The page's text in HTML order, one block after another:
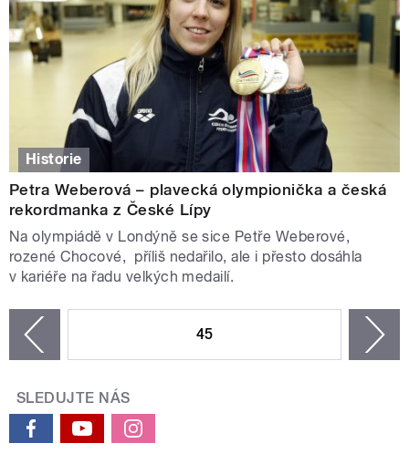
Historie
Petra Weberová – plavecká olympionička a česká
rekordmanka z České Lípy
Na olympiádě v Londýně se sice Petře Weberové,
rozené Chocové, příliš nedařilo, ale i přesto dosáhla
v kariéře na řadu velkých medailí.
45
SLEDUJTE NÁS